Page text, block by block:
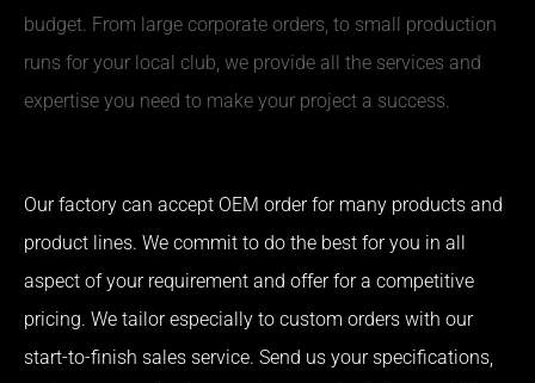
budget. From large corporate orders, to small production
runs for your local club, we provide all the services and
expertise you need to make your project a success.
Our factory can accept OEM order for many products and
product lines. We commit to do the best for you in all
aspect of your requirement and offer for a competitive
pricing. We tailor especially to custom orders with our
start-to-finish sales service. Send us your specifications,